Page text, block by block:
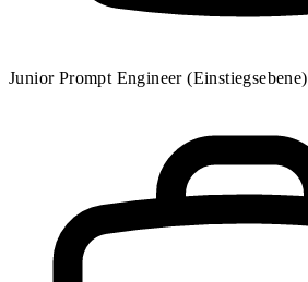
Junior Prompt Engineer (Einstiegsebene)